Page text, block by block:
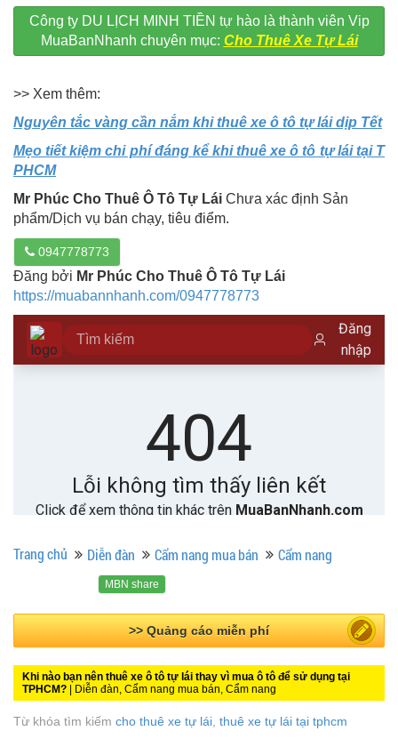
Công ty DU LỊCH MINH TIỀN tự hào là thành viên Vip
MuaBanNhanh chuyên mục: Cho Thuê Xe Tự Lái
>> Xem thêm:
Nguyên tắc vàng cần nắm khi thuê xe ô tô tự lái dịp Tết
Mẹo tiết kiệm chi phí đáng kể khi thuê xe ô tô tự lái tại T
PHCM
Mr Phúc Cho Thuê Ô Tô Tự Lái Chưa xác định Sản
phẩm/Dịch vụ bán chạy, tiêu điểm.
0947778773
Đăng bởi Mr Phúc Cho Thuê Ô Tô Tự Lái
https://muabannhanh.com/0947778773
Trang chủ Diễn đàn Cẩm nang mua bán Cẩm nang
MBN share
>> Quảng cáo miễn phí
Khi nào bạn nên thuê xe ô tô tự lái thay vì mua ô tô để sử dụng tại
TPHCM? | Diễn đàn, Cẩm nang mua bán, Cẩm nang
Từ khóa tìm kiếm cho thuê xe tự lái, thuê xe tự lái tại tphcm